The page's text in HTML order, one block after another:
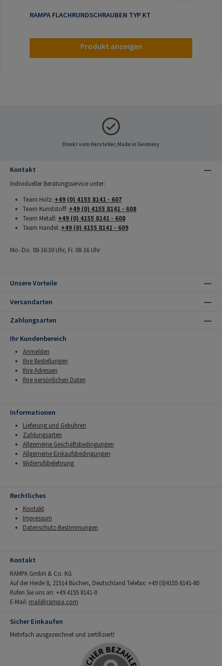
RAMPA FLACHRUNDSCHRAUBEN TYP KT
Produkt anzeigen
Direkt vom Hersteller, Made in Germany
Kontakt
Individueller Beratungsservice unter:
Team Holz: +49 (0) 4155 8141 - 607
Team Kunststoff: +49 (0) 4155 8141 - 608
Team Metall: +49 (0) 4155 8141 - 608
Team Handel: +49 (0) 4155 8141 - 609
Mo.-Do. 08-16:30 Uhr, Fr. 08-16 Uhr
Unsere Vorteile
Versandarten
Zahlungsarten
Ihr Kundenbereich
Anmelden
Ihre Bestellungen
Ihre Adressen
Ihre persönlichen Daten
Informationen
Lieferung und Gebühren
Zahlungsarten
Allgemeine Geschäftsbedingungen
Allgemeine Einkaufsbedingungen
Widerrufsbelehrung
Rechtliches
Kontakt
Impressum
Datenschutz-Bestimmungen
Kontakt
RAMPA GmbH & Co. KG
Auf der Heide 8, 21514 Büchen, Deutschland Telefax: +49 (0)4155 8141-80
Rufen Sie uns an: +49 4155 8141-0
E-Mail: mail@rampa.com
Sicher Einkaufen
Mehrfach ausgezeichnet und zertifiziert!